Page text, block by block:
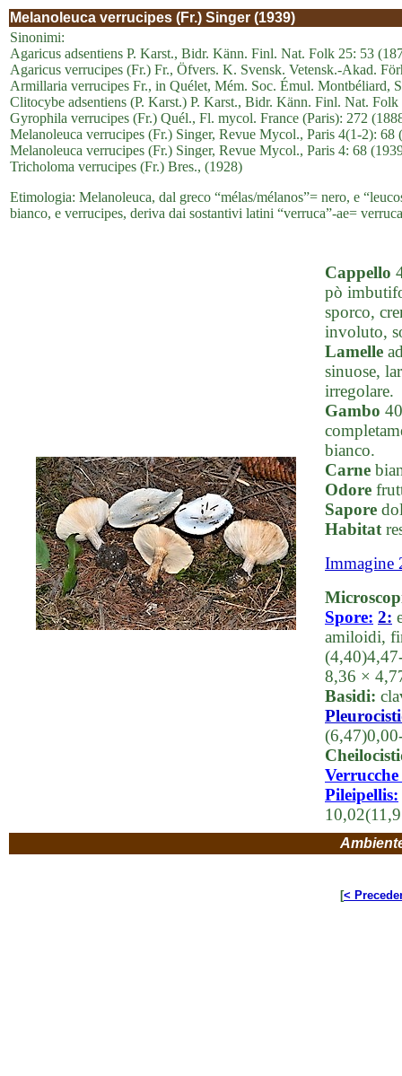
Melanoleuca verrucipes (Fr.) Singer (1939)
Sinonimi:
Agaricus adsentiens P. Karst., Bidr. Känn. Finl. Nat. Folk 25: 53
Agaricus verrucipes (Fr.) Fr., Öfvers. K. Svensk. Vetensk.-Akad.
Armillaria verrucipes Fr., in Quélet, Mém. Soc. Émul. Montbéliard,
Clitocybe adsentiens (P. Karst.) P. Karst., Bidr. Känn. Finl. Nat.
Gyrophila verrucipes (Fr.) Quél., Fl. mycol. France (Paris): 272
Melanoleuca verrucipes (Fr.) Singer, Revue Mycol., Paris 4(1-2): 68
Melanoleuca verrucipes (Fr.) Singer, Revue Mycol., Paris 4: 68
Tricholoma verrucipes (Fr.) Bres., (1928)
Etimologia: Melanoleuca, dal greco “mélas/mélanos”= nero, e
bianco, e verrucipes, deriva dai sostantivi latini “verruca”-ae=
Cappello
pò
sporco,
involuto,
Lamelle
sinuose,
irregolare.
Gambo
bianco.
Carne
Odore
Sapore
Habitat
Immagine
Spore: 2:
amiloidi,
8,36 ×
Basidi:
Pileipellis:
[<